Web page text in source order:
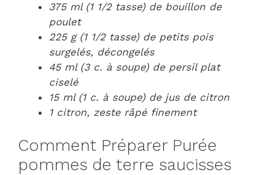
375 ml (1 1/2 tasse) de bouillon de
poulet
225 g (1 1/2 tasse) de petits pois
surgelés, décongelés
45 ml (3 c. à soupe) de persil plat
ciselé
15 ml (1 c. à soupe) de jus de citron
1 citron, zeste râpé finement
Comment Préparer Purée
pommes de terre saucisses